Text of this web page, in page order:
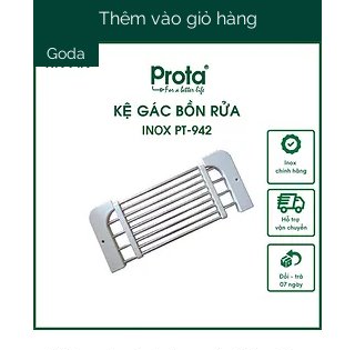
Thêm vào giỏ hàng
Goda